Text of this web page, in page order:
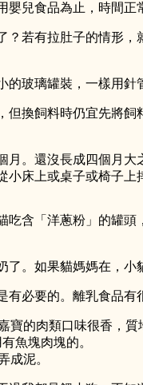
兒食品為止，時間正
若有拉肚子的情形
玻璃罐裝，一樣用針
但換飼料時仍宜先將
月。還沒長成四個月
床上或桌子或椅子
含「洋蔥粉」的罐頭
。如果貓媽媽在，
必要的。離乳食品有
寶的肉類口味很香，
魚塊肉塊的。
成泥。